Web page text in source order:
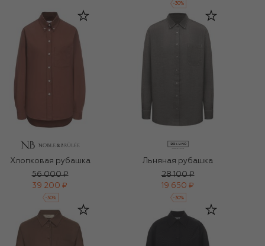
-30%
Хлопковая рубашка
56 000 ₽
39 200 ₽
-30%
Льняная рубашка
28 100 ₽
19 650 ₽
-30%